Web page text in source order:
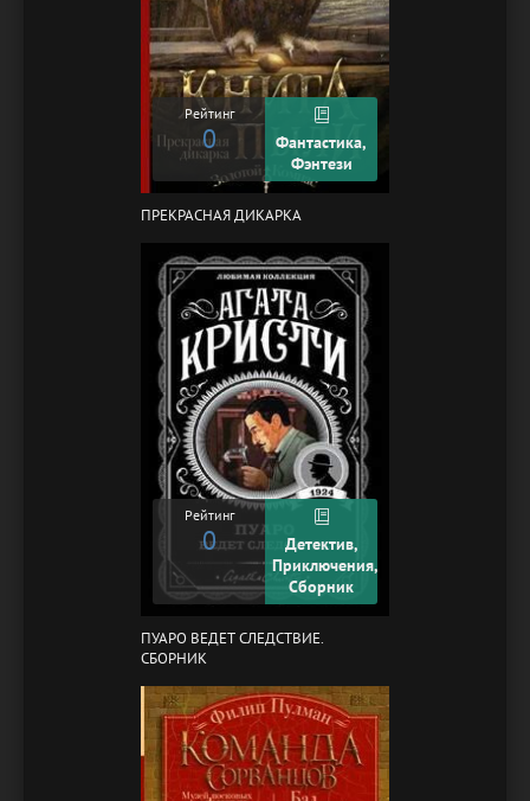
Рейтинг
0
Фантастика,
Фэнтези
ПРЕКРАСНАЯ ДИКАРКА
Рейтинг
0
Детектив,
Приключения,
Сборник
ПУАРО ВЕДЕТ СЛЕДСТВИЕ.
СБОРНИК